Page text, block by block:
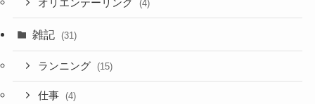
オリエンテーリング (4)
雑記 (31)
ランニング (15)
仕事 (4)